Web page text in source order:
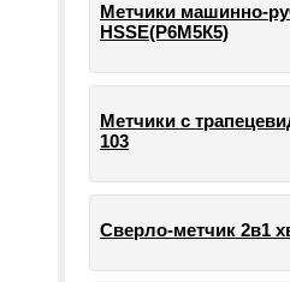
Метчики машинно-
HSSE(Р6М5К5)
Метчики с
103
Сверло-метчик 2в1